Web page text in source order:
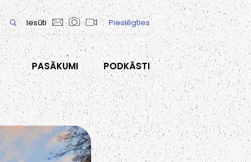
Iesūti Pieslēgties
PASĀKUMI PODKĀSTI